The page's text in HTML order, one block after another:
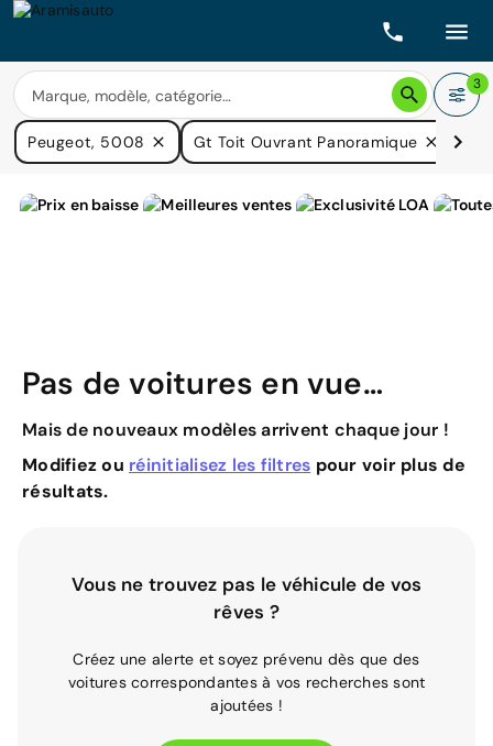
3
Peugeot, 5008 Gt Toit Ouvrant Panoramique
Pas de voitures en vue…
Mais de nouveaux modèles arrivent chaque jour !
Modifiez ou réinitialisez les filtres pour voir plus de
résultats.
Vous ne trouvez pas le véhicule de vos
rêves ?
Créez une alerte et soyez prévenu dès que des
voitures correspondantes à vos recherches sont
ajoutées !